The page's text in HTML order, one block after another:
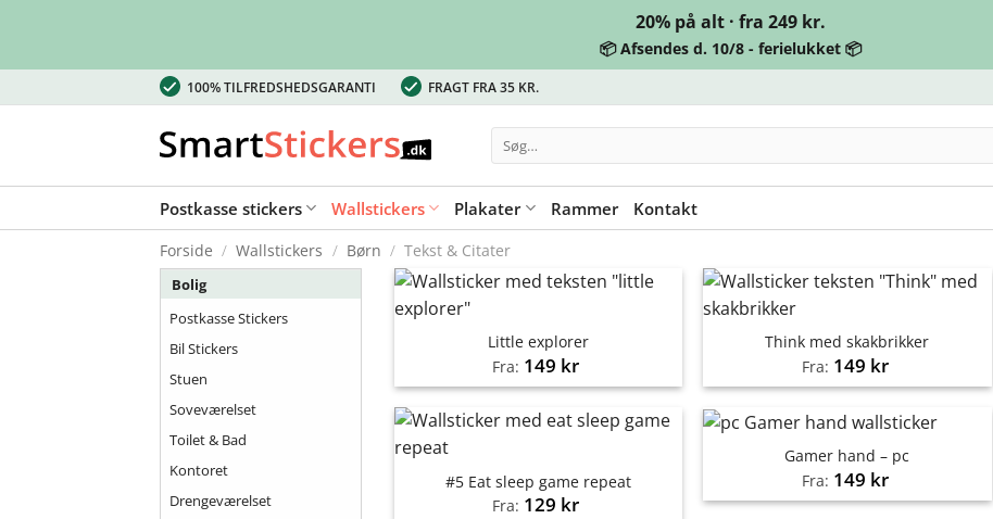
20% på alt · fra 249 kr.
📦 Afsendes d. 10/8 - ferielukket 📦
til
100% TILFREDSHEDSGARANTI FRAGT FRA 35 KR.
Søg
efter:
Postkasse stickers Wallstickers Plakater Rammer Kontakt
Forside / Wallstickers / Børn / Tekst & Citater
Bolig
Postkasse Stickers
Bil Stickers
Stuen
Soveværelset
Toilet & Bad
Kontoret
Drengeværelset
Little explorer
Fra: 149 kr
Think med skakbrikker
Fra: 149 kr
#5 Eat sleep game repeat
Fra: 129 kr
Gamer hand – pc
Fra: 149 kr